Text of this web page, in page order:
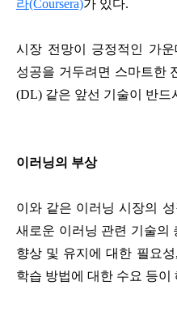
라(Coursera)가 있다.
시장 전망이 긍정적인 가
성공을 거두려면 스마트한
(DL) 같은 앞선 기술이 반드
이러닝의 부상
이와 같은 이러닝 시장의
새로운 이러닝 관련 기술의
향상 및 유지에 대한 필요
학습 방법에 대한 수요 등이